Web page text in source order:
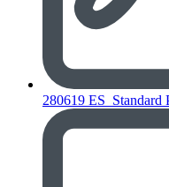
280619 ES_Standard